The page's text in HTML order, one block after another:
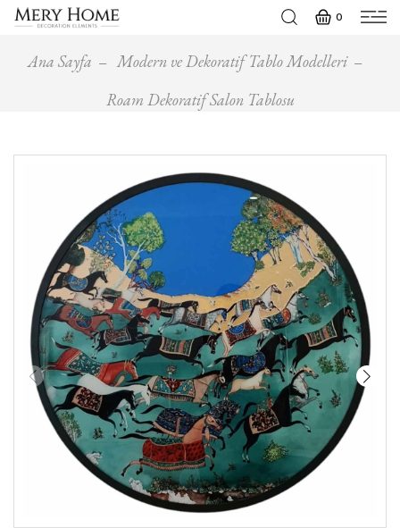
0
Ana Sayfa
Modern ve Dekoratif Tablo Modelleri
Roam Dekoratif Salon Tablosu